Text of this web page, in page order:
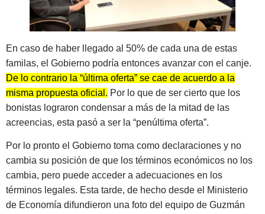
En caso de haber llegado al 50% de cada una de estas
familas, el Gobierno podría entonces avanzar con el canje.
De lo contrario la “última oferta” se cae de acuerdo a la
misma propuesta oficial. Por lo que de ser cierto que los
bonistas lograron condensar a más de la mitad de las
acreencias, esta pasó a ser la “penúltima oferta”.
Por lo pronto el Gobierno toma como declaraciones y no
cambia su posición de que los términos económicos no los
cambia, pero puede acceder a adecuaciones en los
términos legales. Esta tarde, de hecho desde el Ministerio
de Economía difundieron una foto del equipo de Guzmán